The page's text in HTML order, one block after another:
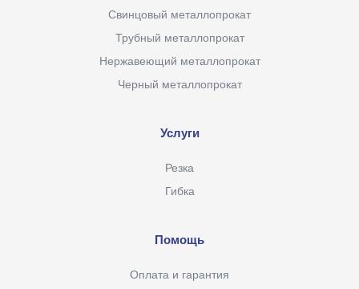
Свинцовый металлопрокат
Трубный металлопрокат
Нержавеющий металлопрокат
Черный металлопрокат
Услуги
Резка
Гибка
Помощь
Оплата и гарантия